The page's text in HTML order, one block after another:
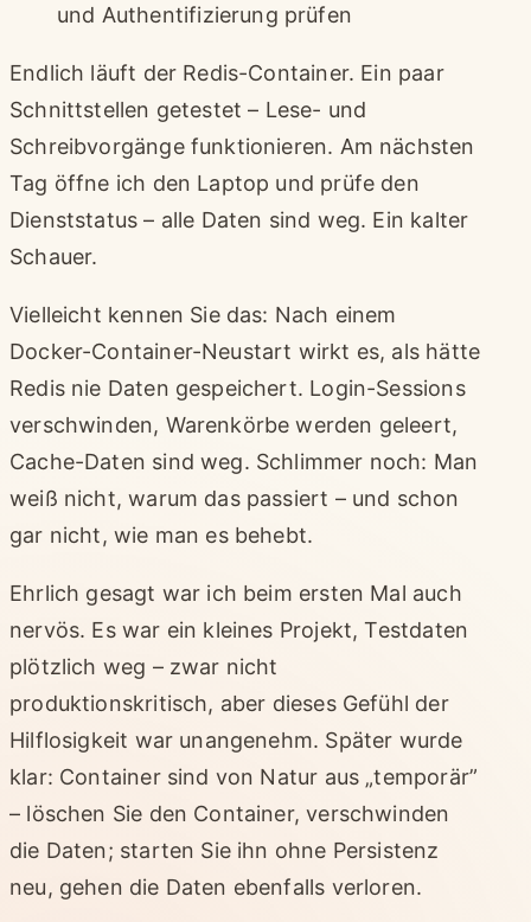
und Authentifizierung prüfen
Endlich läuft der Redis-Container. Ein paar
Schnittstellen getestet – Lese- und
Schreibvorgänge funktionieren. Am nächsten
Tag öffne ich den Laptop und prüfe den
Dienststatus – alle Daten sind weg. Ein kalter
Schauer.
Vielleicht kennen Sie das: Nach einem
Docker-Container-Neustart wirkt es, als hätte
Redis nie Daten gespeichert. Login-Sessions
verschwinden, Warenkörbe werden geleert,
Cache-Daten sind weg. Schlimmer noch: Man
weiß nicht, warum das passiert – und schon
gar nicht, wie man es behebt.
Ehrlich gesagt war ich beim ersten Mal auch
nervös. Es war ein kleines Projekt, Testdaten
plötzlich weg – zwar nicht
produktionskritisch, aber dieses Gefühl der
Hilflosigkeit war unangenehm. Später wurde
klar: Container sind von Natur aus „temporär”
– löschen Sie den Container, verschwinden
die Daten; starten Sie ihn ohne Persistenz
neu, gehen die Daten ebenfalls verloren.